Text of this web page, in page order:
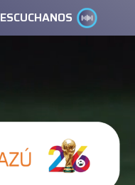
ESCUCHANOS